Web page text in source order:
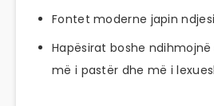
Fontet moderne japin
Hapësirat boshe
më i pastër dhe më i